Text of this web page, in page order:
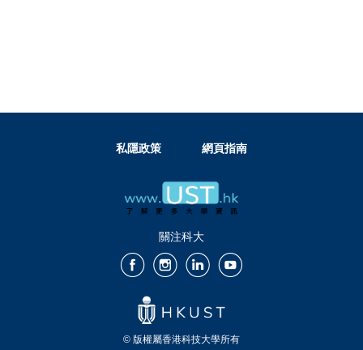
私隱政策 網頁指南
關注科大
© 版權屬香港科技大學所有